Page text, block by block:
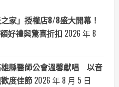
家」授權店8/8盛大開幕！
好禮與驚喜折扣 2026 年 8
縣醫師公會溫馨獻唱 以音
度佳節 2026 年 8 月 5 日